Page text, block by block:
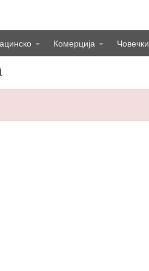
Комерција